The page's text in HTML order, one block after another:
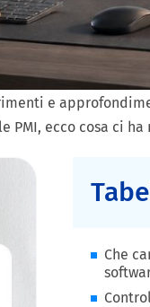
e
ecco cosa ci ha
Che